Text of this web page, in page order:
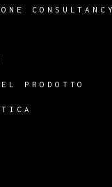
CONSULTANCY
PRODOTTO